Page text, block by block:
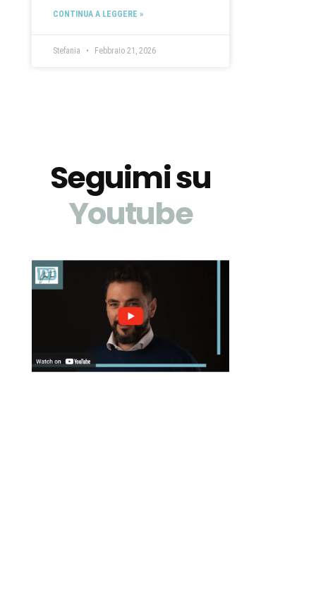
CONTINUA A LEGGERE »
Stefania Febbraio 21, 2026
Seguimi su
Youtube